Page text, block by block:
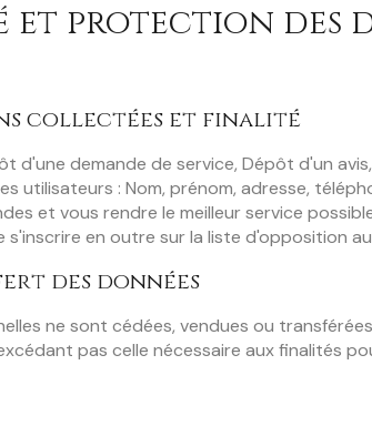
protection des
collectées et finalité
d'une demande de service, Dépôt d'un
utilisateurs : Nom, prénom, adresse,
et vous rendre le meilleur service
en outre sur la liste d'opposition
des données
ne sont cédées, vendues ou
pas celle nécessaire aux finalités